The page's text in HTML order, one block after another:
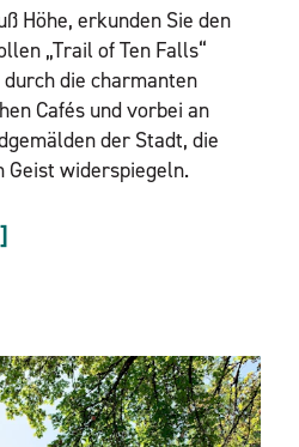
Höhe, erkunden Sie den
„Trail of Ten Falls“
die charmanten
Cafés und vorbei an
der Stadt, die
widerspiegeln.